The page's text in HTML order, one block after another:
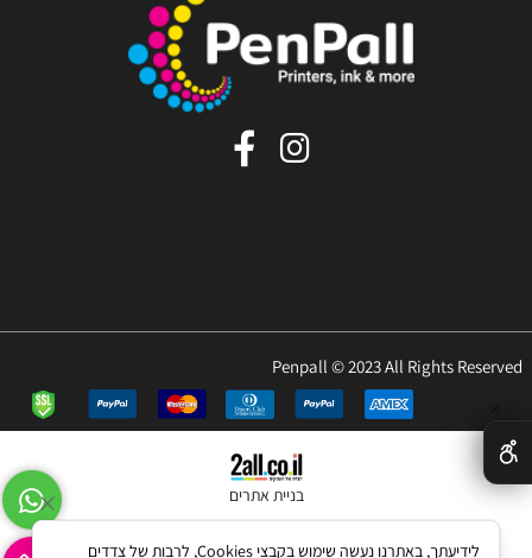
Penpall © 2023 All Rights Reserved
בניית אתרים
לידיעתך, באתרנו נעשה שימוש בקבצי Cookies, לרבות של צדדים